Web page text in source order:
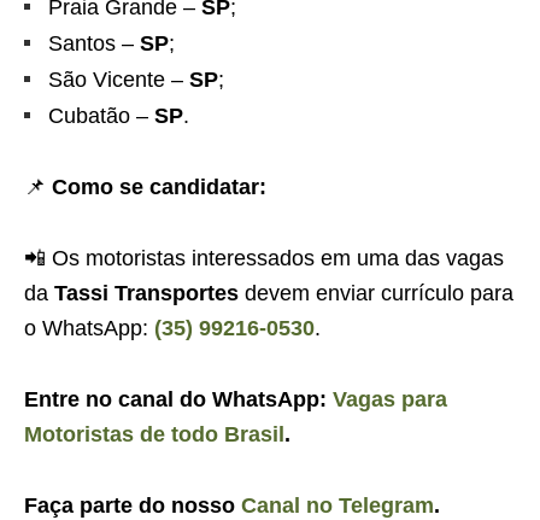
Praia Grande – SP;
Santos – SP;
São Vicente – SP;
Cubatão – SP.
📌 Como se candidatar:
📲 Os motoristas interessados em uma das vagas
da Tassi Transportes devem enviar currículo para
o WhatsApp: (35) 99216-0530.
Entre no canal do WhatsApp: Vagas para
Motoristas de todo Brasil .
Faça parte do nosso Canal no Telegram.